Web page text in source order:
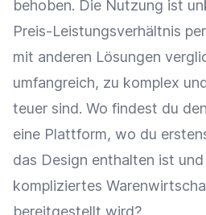
behoben. Die Nutzung ist
Preis-Leistungsverhältnis
mit anderen Lösungen
umfangreich, zu komplex
teuer sind. Wo findest du
eine Plattform, wo du
das Design enthalten ist
kompliziertes
bereitgestellt wird?